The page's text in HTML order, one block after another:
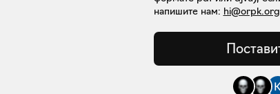
напишите нам: hi@orpk.org